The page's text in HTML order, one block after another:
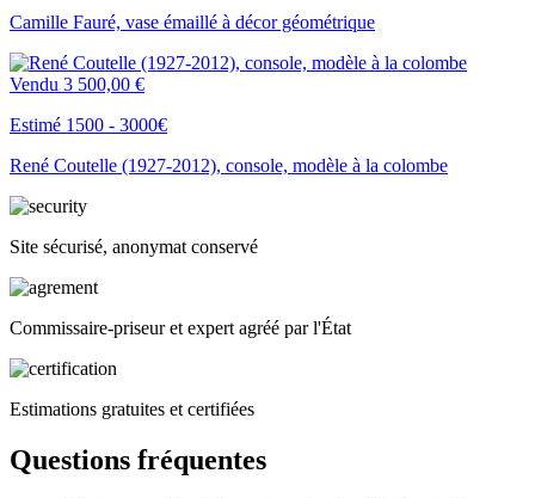
Camille Fauré, vase émaillé à décor géométrique
Vendu 3 500,00 €
Estimé 1500 - 3000€
René Coutelle (1927-2012), console, modèle à la colombe
Site sécurisé, anonymat conservé
Commissaire-priseur et expert agréé par l'État
Estimations gratuites et certifiées
Questions fréquentes